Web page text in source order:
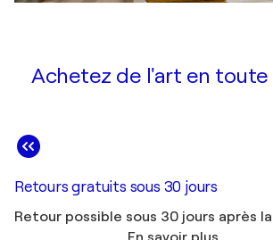
Achetez de l'art en
Retours gratuits sous 30 jours
Retour possible sous 30 jours après